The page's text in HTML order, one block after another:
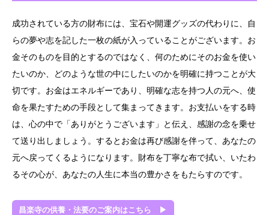
成功されている方の財布には、宝石や開運グッズの代わりに、自
らの夢や志を記した一枚の紙が入っていることがございます。お
金そのものを目的とするのではなく、何のためにそのお金を使い
たいのか、どのような世の中にしたいのかを明確に持つことが大
切です。お金はエネルギーであり、明確な志を持つ人の元へ、使
命を果たすための手段として集まってきます。お支払いをする時
は、心の中で「ありがとうございます」と伝え、感謝の念を乗せ
て送り出しましょう。するとお金は再び感謝を伴って、あなたの
元へ戻ってくるようになります。財布を丁寧な布で拭い、いたわ
るその心が、あなたの人生に本当の豊かさをもたらすのです。
昌楽寺の供養・法要のご案内はこちら ▶